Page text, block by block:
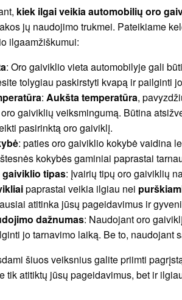
kiek ilgai veikia automobilių oro
jų naudojimo trukmei. Pateikiame
ilgaamžiškumui:
: Oro gaiviklio vieta automobilyje gali
tolygiau paskirstyti kvapą ir pailginti
: Aukšta temperatūra,
gaiviklių veiksmingumą. Būtina
pasirinktą oro gaiviklį.
: paties oro gaiviklio kokybė vaidina
kokybės gaminiai paprastai
gaiviklio tipas: Įvairių tipų oro gaiviklių
paprastai veikia ilgiau nei
atitinka jūsų pageidavimus ir
dažnumas: Naudojant oro
jo tarnavimo laiką. Be to, naudojant
šiuos veiksnius galite priimti
tik atitiktų jūsų pageidavimus, bet ir